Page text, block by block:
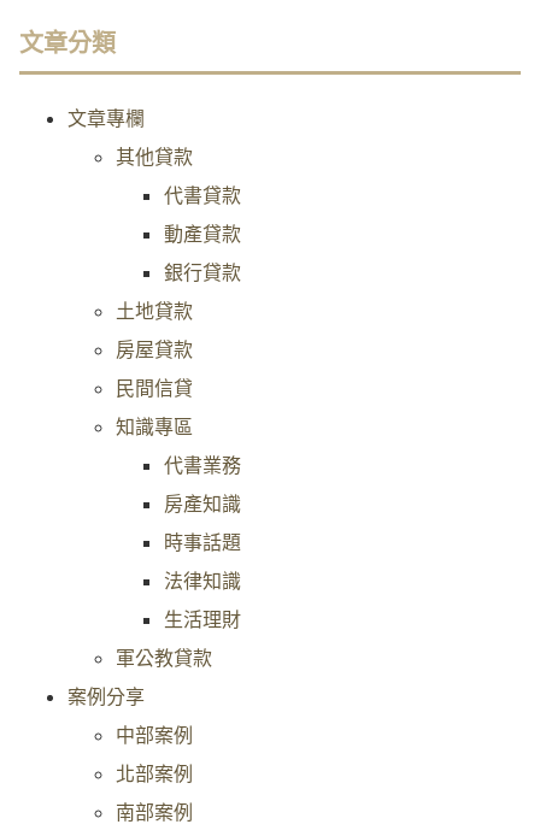
文章分類
文章專欄
其他貸款
代書貸款
動產貸款
銀行貸款
土地貸款
房屋貸款
民間信貸
知識專區
代書業務
房產知識
時事話題
法律知識
生活理財
軍公教貸款
案例分享
中部案例
北部案例
南部案例